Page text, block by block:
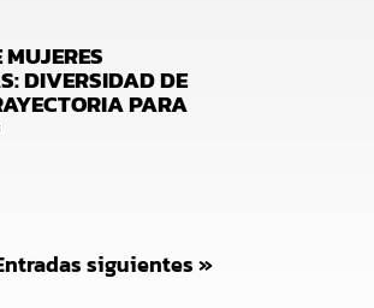
DIVERSIDAD DE
PARA
siguientes »